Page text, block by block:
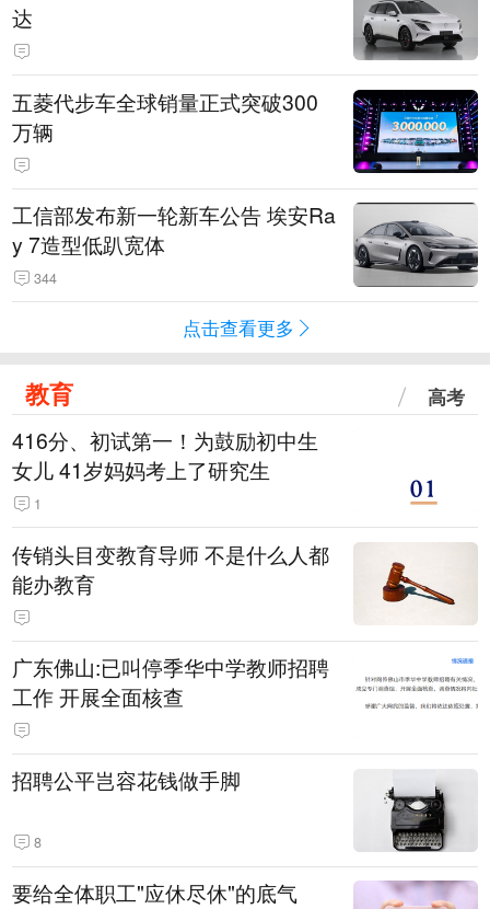
达
五菱代步车全球销量正式突破300
万辆
工信部发布新一轮新车公告 埃安Ra
y 7造型低趴宽体
344
点击查看更多
教育 高考
416分、初试第一！为鼓励初中生
女儿 41岁妈妈考上了研究生
1
传销头目变教育导师 不是什么人都
能办教育
广东佛山:已叫停季华中学教师招聘
工作 开展全面核查
招聘公平岂容花钱做手脚
8
要给全体职工"应休尽休"的底气